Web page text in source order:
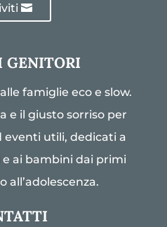
GENITORI
famiglie eco e slow.
e il giusto sorriso per
eventi utili, dedicati a
ai bambini dai primi
all’adolescenza.